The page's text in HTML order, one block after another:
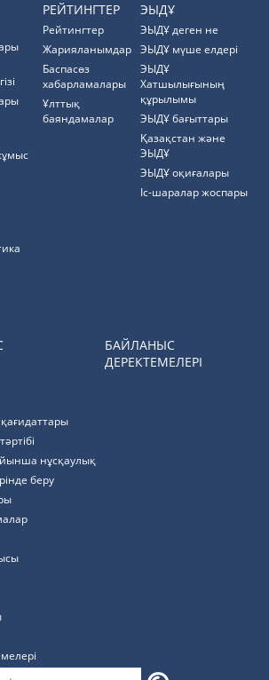
РЕЙТИНГТЕР
Рейтингтер
Жарияланымдар
Баспасөз
хабарламалары
Ұлттық
баяндамалар
ЭЫДҰ
ЭЫДҰ деген не
ЭЫДҰ мүше елдері
ЭЫДҰ
Хатшылығының
құрылымы
ЭЫДҰ бағыттары
Қазақстан және
ЭЫДҰ
ЭЫДҰ оқиғалары
Іс-шаралар жоспары
нұсқаулық
беру
БАЙЛАНЫС
ДЕРЕКТЕМЕЛЕРІ